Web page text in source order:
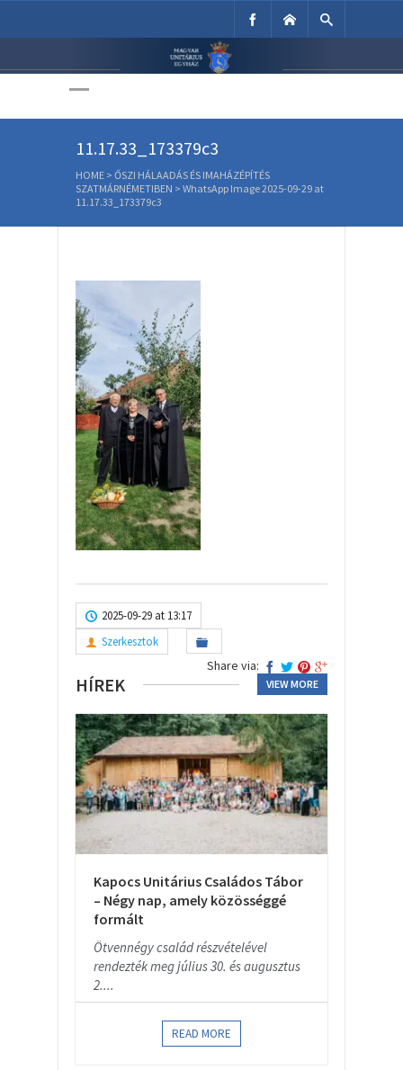
Unitárius Egyház
WhatsApp Image 2025-09-29 at
11.17.33_173379c3
HOME > ŐSZI HÁLAADÁS ÉS IMAHÁZÉPÍTÉS
SZATMÁRNÉMETIBEN > WhatsApp Image 2025-09-29 at
11.17.33_173379c3
2025-09-29 at 13:17
Szerkesztok
Share via:
HÍREK VIEW MORE
Kapocs Unitárius Családos Tábor
– Négy nap, amely közösséggé
formált
Ötvennégy család részvételével
rendezték meg július 30. és augusztus
2....
READ MORE